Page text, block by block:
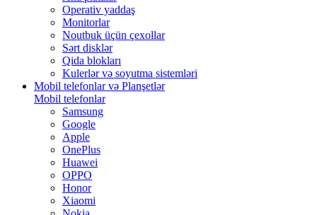
Operativ yaddaş
Monitorlar
Noutbuk üçün çexollar
Sərt disklər
Qida blokları
Kulerlər və soyutma sistemləri
Mobil telefonlar və Planşetlər
Mobil telefonlar
Samsung
Google
Apple
OnePlus
Huawei
OPPO
Honor
Xiaomi